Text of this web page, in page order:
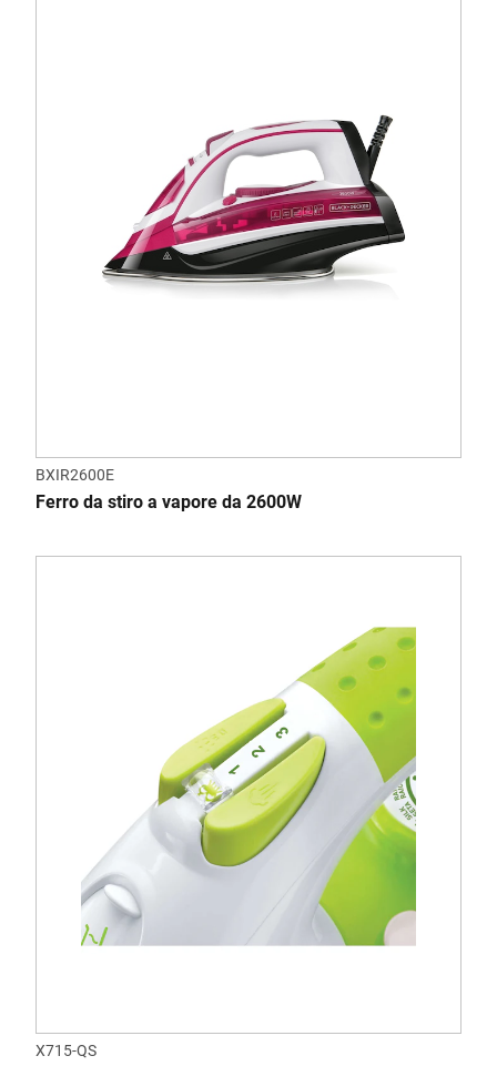
BXIR2600E
Ferro da stiro a vapore da 2600W
X715-QS